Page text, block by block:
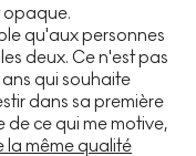
opaque.
qu'aux personnes
deux. Ce n'est pas
qui souhaite
dans sa première
de ce qui me motive,
la même qualité